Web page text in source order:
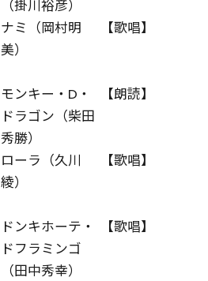
（掛川裕彦）
ナミ（岡村明
美）
【歌唱】
モンキー・D・
ドラゴン（柴田
秀勝）
【朗読】
ローラ（久川
綾）
【歌唱】
ドンキホーテ・
ドフラミンゴ
（田中秀幸）
【歌唱】